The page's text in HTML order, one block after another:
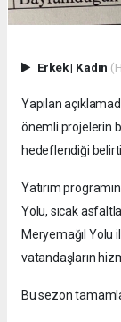
Erkek| Kadın
Yapılan
önemli projelerin
hedeflendiği
Yatırım
Yolu, sıcak
Meryemağıl
vatandaşların
Bu sezon